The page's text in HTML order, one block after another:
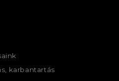
karbantartás